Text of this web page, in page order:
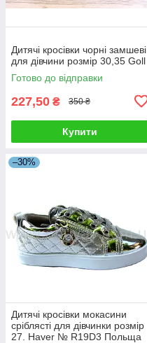
Дитячі кросівки чорні замшеві
для дівчини розмір 30,35 Goll
Готово до відправки
227,50 ₴ 350 ₴
Купити
–30%
Дитячі кросівки мокасини
сріблясті для дівчинки розмір
27. Haver № R19D3 Польща